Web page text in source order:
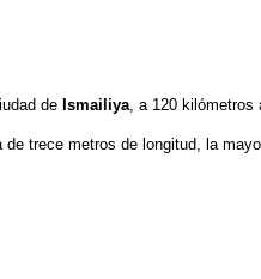
de Ismailiya, a 120 kilómetros
trece metros de longitud, la